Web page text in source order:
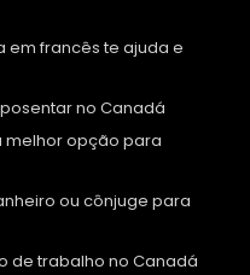
em francês te ajuda e
no Canadá
melhor opção para
ou cônjuge para
de trabalho no Canadá